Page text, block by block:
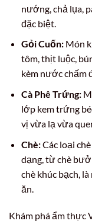
nướng, chả lụa,
đặc biệt.
Gỏi Cuốn:Món
tôm, thịt luộc,
kèm nước chấm
Cà Phê Trứng:
lớp kem trứng
vị vừa lạ vừa
Chè:Các loại
dạng, từ chè
chè khúc bạch,
ăn.
Khám phá ẩm thực